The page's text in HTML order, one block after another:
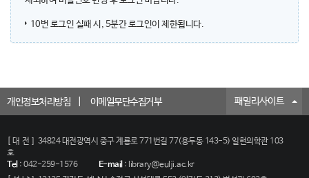
10번 로그인 실패 시, 5분간 로그인이 제한됩니다.
개인정보처리방침 이메일무단수집거부 패밀리사이트
[대전]
34824 대전광역시 중구 계룡로 771번길 77(용두동 143-5) 일현의학관 103
호
Tel: 042-259-1576 E-mail: library@eulji.ac.kr